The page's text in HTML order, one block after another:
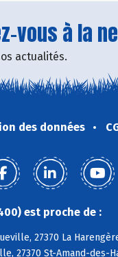
vous à la
actualités.
des données
est proche de :
27370 La
27370 St-Amand-